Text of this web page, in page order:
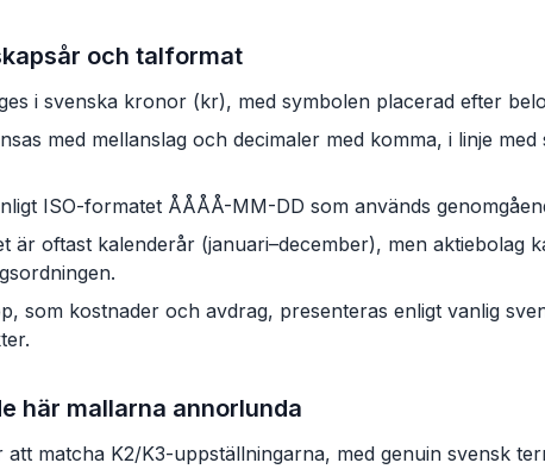
och talformat
i svenska kronor (kr), med symbolen placerad efter
med mellanslag och decimaler med komma, i linje
ISO-formatet ÅÅÅÅ-MM-DD som används
är oftast kalenderår (januari–december), men aktiebolag
som kostnader och avdrag, presenteras enligt vanlig
här mallarna annorlunda
matcha K2/K3-uppställningarna, med genuin svensk